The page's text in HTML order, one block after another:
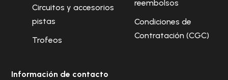
Circuitos y accesorios
pistas
Trofeos
reembolsos
Condiciones de
Contratación (CGC)
Información de contacto